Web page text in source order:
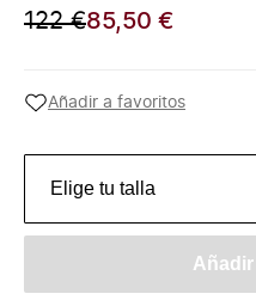
122 €85,50 €
Añadir a favoritos
Elige tu talla
Añadir